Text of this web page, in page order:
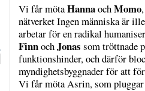
Vi får mötaHannaochMomo
nätverket Ingen människa är
arbetar för en radikal
FinnochJonas som tröttnade
funktionshinder, och därför
myndighetsbyggnader för att
Vi får möta Asrin, som